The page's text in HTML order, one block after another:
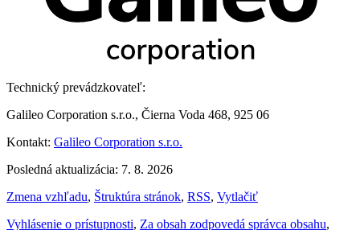
Technický prevádzkovateľ:
Galileo Corporation s.r.o., Čierna Voda 468, 925 06
Kontakt: Galileo Corporation s.r.o.
Posledná aktualizácia: 7. 8. 2026
Zmena vzhľadu, Štruktúra stránok, RSS, Vytlačiť
Vyhlásenie o prístupnosti, Za obsah zodpovedá správca obsahu,